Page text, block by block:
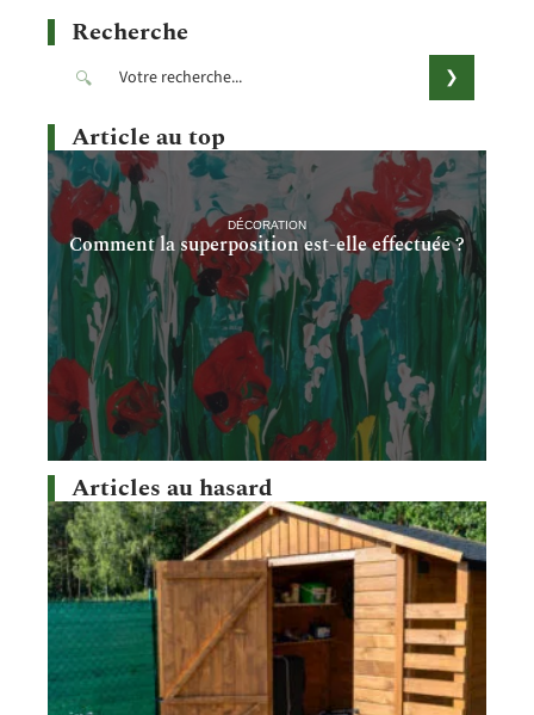
Recherche
Article au top
DÉCORATION
Comment la superposition est-elle effectuée ?
Articles au hasard